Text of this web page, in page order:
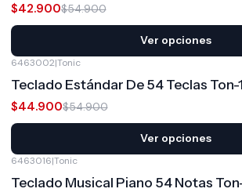
$42.900$54.900
Ver opciones
6463002|Tonic
Teclado Estándar De 54 Teclas Ton-
$44.900$54.900
Ver opciones
6463016|Tonic
Teclado Musical Piano 54 Notas